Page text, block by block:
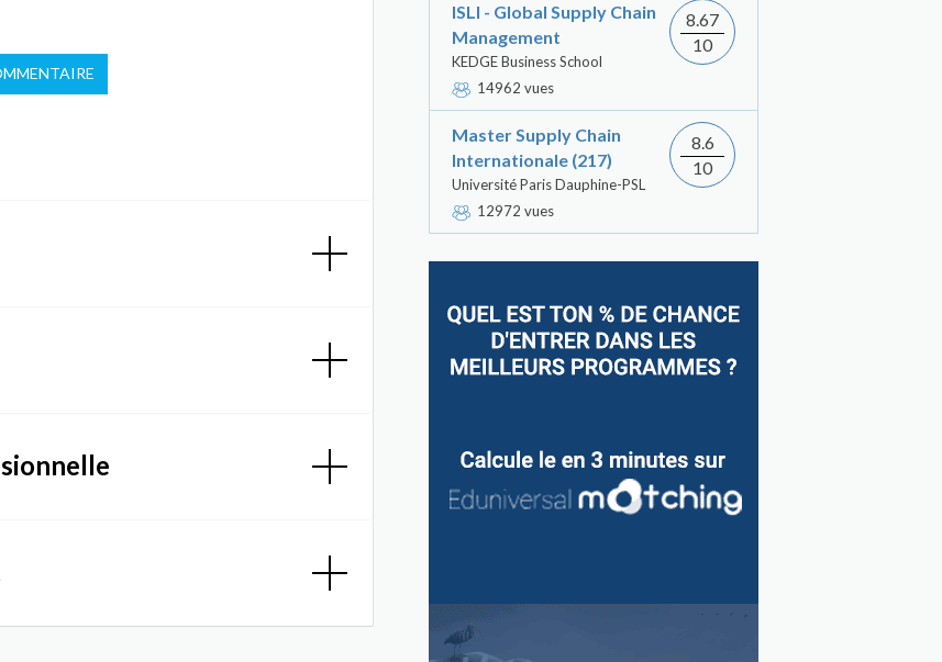
ISLI - Global Supply Chain
Management
KEDGE Business School
14962 vues
8.67
10
Master Supply Chain
Internationale (217)
Université Paris Dauphine-PSL
12972 vues
8.6
10